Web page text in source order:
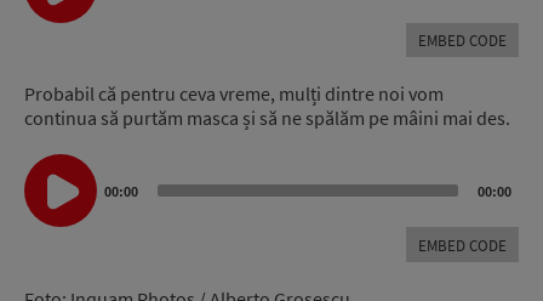
EMBED CODE
Probabil că pentru ceva vreme, mulți dintre noi vom
continua să purtăm masca și să ne spălăm pe mâini mai des.
Audio
Player
00:00 00:00
EMBED CODE